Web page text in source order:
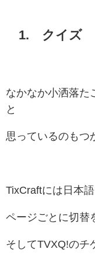
1. クイズ
なかなか小洒落た
と
思っているのもつ
TixCraftには日本
ページごとに切替
そしてTVXQ!のチ